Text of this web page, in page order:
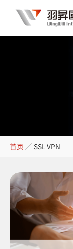
内
SSL
首页 ／ SSL VPN